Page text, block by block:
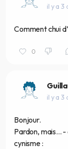
il y a 3
Comment chui
0
il y a 3
Bonjour.
Pardon, mais...
cynisme :